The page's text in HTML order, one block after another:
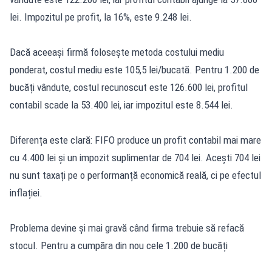
lei. Impozitul pe profit, la 16%, este 9.248 lei.
Dacă aceeași firmă folosește metoda costului mediu
ponderat, costul mediu este 105,5 lei/bucată. Pentru 1.200 de
bucăți vândute, costul recunoscut este 126.600 lei, profitul
contabil scade la 53.400 lei, iar impozitul este 8.544 lei.
Diferența este clară: FIFO produce un profit contabil mai mare
cu 4.400 lei și un impozit suplimentar de 704 lei. Acești 704 lei
nu sunt taxați pe o performanță economică reală, ci pe efectul
inflației.
Problema devine și mai gravă când firma trebuie să refacă
stocul. Pentru a cumpăra din nou cele 1.200 de bucăți